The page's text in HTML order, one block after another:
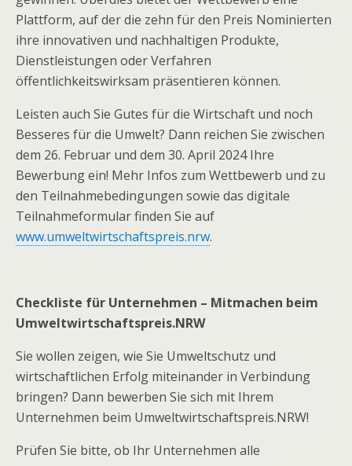
Plattform, auf der die zehn für den Preis Nominierten
ihre innovativen und nachhaltigen Produkte,
Dienstleistungen oder Verfahren
öffentlichkeitswirksam präsentieren können.
Leisten auch Sie Gutes für die Wirtschaft und noch
Besseres für die Umwelt? Dann reichen Sie zwischen
dem 26. Februar und dem 30. April 2024 Ihre
Bewerbung ein! Mehr Infos zum Wettbewerb und zu
den Teilnahmebedingungen sowie das digitale
Teilnahmeformular finden Sie auf
www.umweltwirtschaftspreis.nrw.
Checkliste für Unternehmen – Mitmachen beim
Umweltwirtschaftspreis.NRW
Sie wollen zeigen, wie Sie Umweltschutz und
wirtschaftlichen Erfolg miteinander in Verbindung
bringen? Dann bewerben Sie sich mit Ihrem
Unternehmen beim Umweltwirtschaftspreis.NRW!
Prüfen Sie bitte, ob Ihr Unternehmen alle